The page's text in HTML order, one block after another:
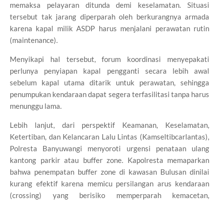
memaksa pelayaran ditunda demi keselamatan. Situasi
tersebut tak jarang diperparah oleh berkurangnya armada
karena kapal milik ASDP harus menjalani perawatan rutin
(maintenance).
Menyikapi hal tersebut, forum koordinasi menyepakati
perlunya penyiapan kapal pengganti secara lebih awal
sebelum kapal utama ditarik untuk perawatan, sehingga
penumpukan kendaraan dapat segera terfasilitasi tanpa harus
menunggu lama.
Lebih lanjut, dari perspektif Keamanan, Keselamatan,
Ketertiban, dan Kelancaran Lalu Lintas (Kamseltibcarlantas),
Polresta Banyuwangi menyoroti urgensi penataan ulang
kantong parkir atau buffer zone. Kapolresta memaparkan
bahwa penempatan buffer zone di kawasan Bulusan dinilai
kurang efektif karena memicu persilangan arus kendaraan
(crossing) yang berisiko memperparah kemacetan,